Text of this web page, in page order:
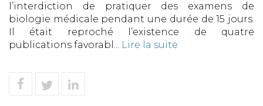
l’interdiction de pratiquer des examens de
biologie médicale pendant une durée de 15 jours.
Il était reproché l’existence de quatre
publications favorabl... Lire la suite